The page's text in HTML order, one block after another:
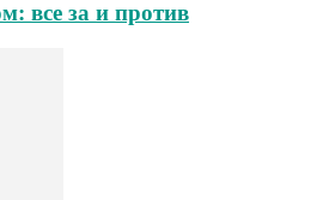
все за и против